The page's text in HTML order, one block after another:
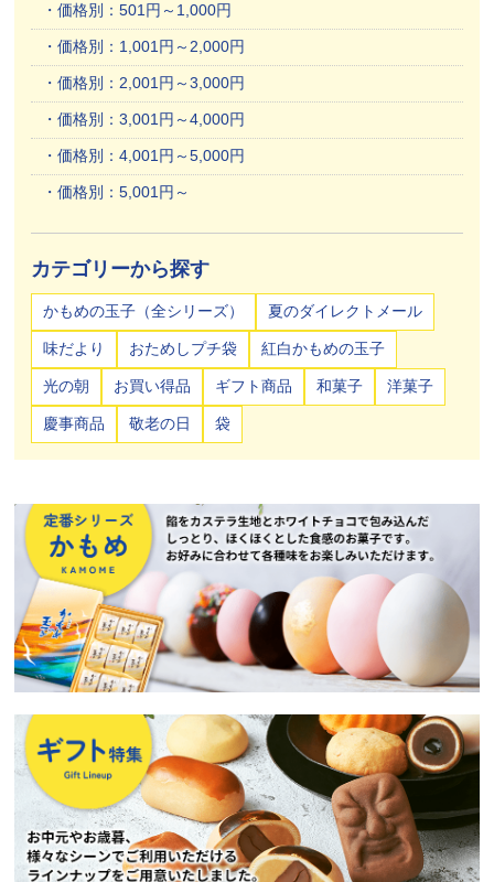
価格別：501円～1,000円
価格別：1,001円～2,000円
価格別：2,001円～3,000円
価格別：3,001円～4,000円
価格別：4,001円～5,000円
価格別：5,001円～
カテゴリーから探す
かもめの玉子（全シリーズ） 夏のダイレクトメール
味だより おためしプチ袋 紅白かもめの玉子
光の朝 お買い得品 ギフト商品 和菓子 洋菓子
慶事商品 敬老の日 袋